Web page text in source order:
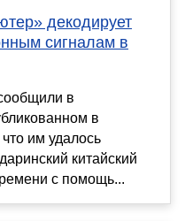
декодирует
сигналам в
в
в
им удалось
китайский
с помощь...